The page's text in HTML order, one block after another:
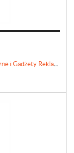
Agencja Reklamowa "Gadżet PL" I Studio Graficzne i Gadżety Reklamowe